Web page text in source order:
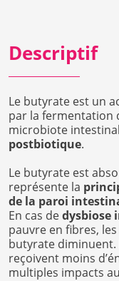
Descriptif
Le butyrate est un
par la fermentation
microbiote
postbiotique.
Le butyrate est
représente la
de la paroi
En cas dedysbiose
pauvre en fibres,
butyrate diminuent.
reçoivent moins
multiples impacts